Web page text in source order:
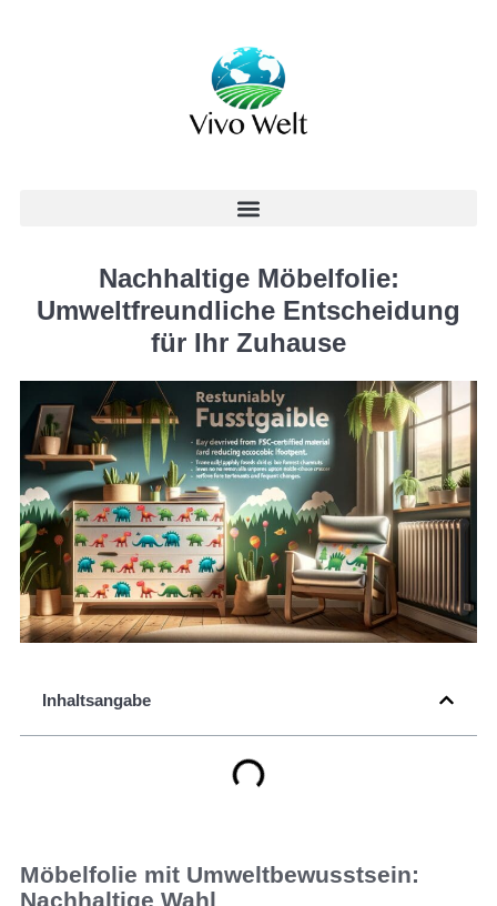
Nachhaltige Möbelfolie:
Umweltfreundliche Entscheidung
für Ihr Zuhause
Inhaltsangabe
Möbelfolie mit Umweltbewusstsein:
Nachhaltige Wahl